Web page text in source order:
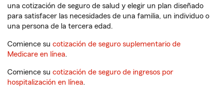
una cotización de seguro de salud y elegir un plan diseñado
para satisfacer las necesidades de una familia, un individuo o
una persona de la tercera edad.
Comience su cotización de seguro suplementario de
Medicare en línea.
Comience su cotización de seguro de ingresos por
hospitalización en línea.